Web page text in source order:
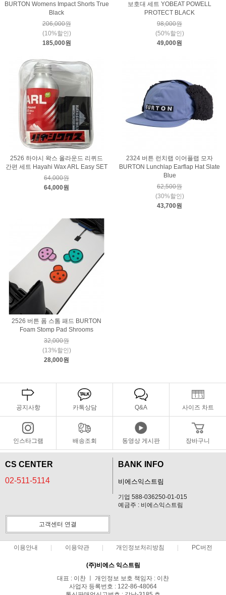
BURTON Womens Impact Shorts True
Black
206,000원
(10%할인)
185,000원
보호대 세트 YOBEAT POWELL
PROTECT BLACK
98,000원
(50%할인)
49,000원
2526 하야시 왁스 올라운드 리퀴드
간편 세트 Hayahi Wax ARL Easy SET
64,000원
64,000원
2324 버튼 런치랩 이어플랩 모자
BURTON Lunchlap Earflap Hat Slate
Blue
62,500원
(30%할인)
43,700원
2526 버튼 폼 스톰 패드 BURTON
Foam Stomp Pad Shrooms
32,000원
(13%할인)
28,000원
공지사항 카톡상담 Q&A 사이즈 차트
인스타그램 배송조회 동영상 게시판 장바구니
CS CENTER
02-511-5114
BANK INFO
비에스익스트림
기업 588-036250-01-015
예금주 : 비에스익스트림
고객센터 연결
이용안내 이용약관 개인정보처리방침 PC버전
(주)비에스 익스트림
대표 : 이찬 ㅣ 개인정보 보호 책임자 : 이찬
사업자 등록번호 : 122-86-48064